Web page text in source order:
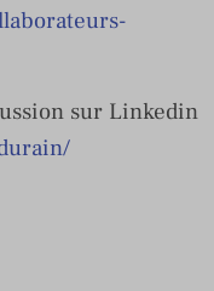
sur Linkedin